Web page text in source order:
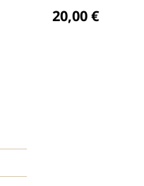
20,00 €